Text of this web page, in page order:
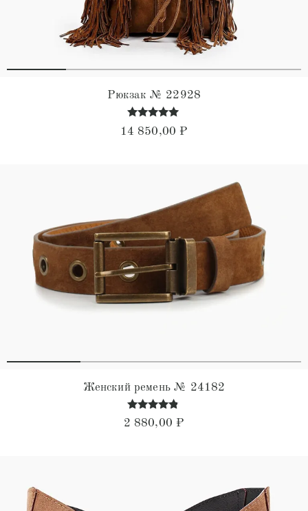
Рюкзак № 22928
Оценка
4.86
14 850,00 ₽
Женский ремень № 24182
Оценка
4.67
2 880,00 ₽